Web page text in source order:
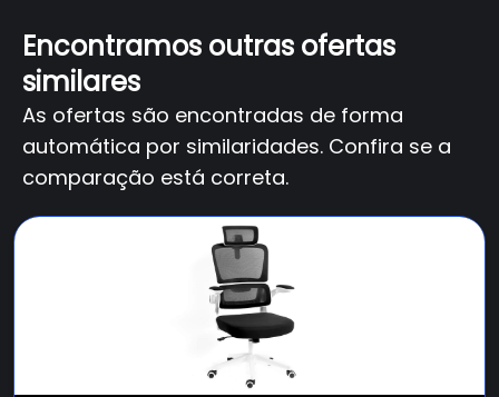
Encontramos outras ofertas
similares
As ofertas são encontradas de forma
automática por similaridades. Confira se a
comparação está correta.